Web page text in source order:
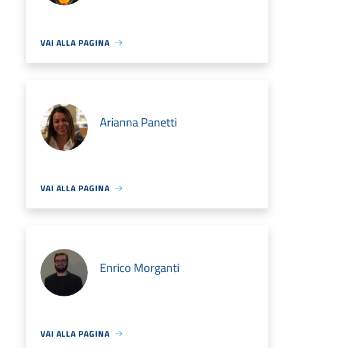
VAI ALLA PAGINA
Arianna Panetti
VAI ALLA PAGINA
Enrico Morganti
VAI ALLA PAGINA